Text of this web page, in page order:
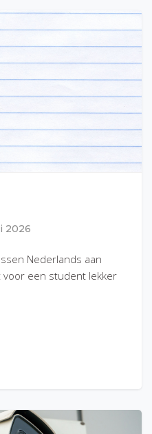
2026
Nederlands aan
voor een student lekker